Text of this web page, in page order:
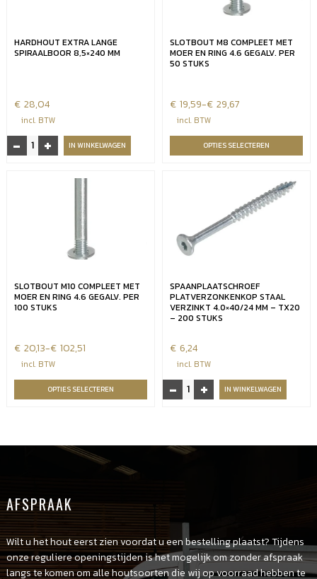
HARDHOUT EXTRA LANGE
SPIRAALBOOR 8,5×240 MM
€ 28,04
incl. BTW
-
Hardhout
extra
+ IN WINKELWAGEN
SLOTBOUT M8 COMPLEET MET
MOER EN RING 4.6 GEGALV. PER
50 STUKS
€ 19,59-€ 29,67
Prijsklasse:
€19,59
tot
incl. BTW
OPTIES SELECTEREN
SLOTBOUT M10 COMPLEET MET
MOER EN RING 4.6 GEGALV. PER
100 STUKS
€ 20,13-€ 102,51
Prijsklasse:
€20,13
tot
incl. BTW
OPTIES SELECTEREN
SPAANPLAATSCHROEF
PLATVERZONKENKOP STAAL
VERZINKT 4.0×40/24 MM – TX20
– 200 STUKS
€ 6,24
incl. BTW
-
Spaanplaatschroef
platverzonkenkop
4.0x40/24
200
stuks
aantal
+ IN WINKELWAGEN
AFSPRAAK
Wilt u het hout eerst zien voordat u een bestelling plaatst? Tijdens
onze reguliere openingstijden is het mogelijk om zonder afspraak
langs te komen om alle houtsoorten die wij op voorraad hebben te